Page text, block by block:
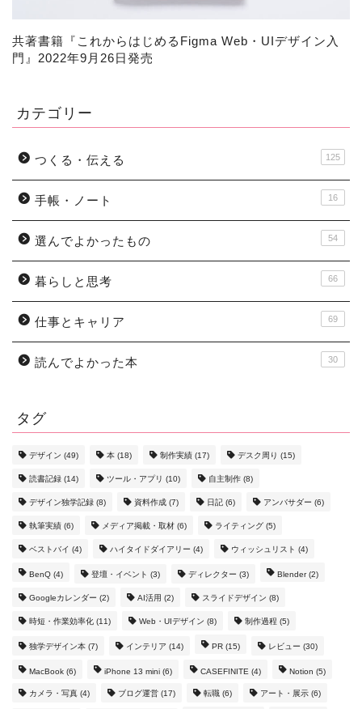
共著書籍『 これからはじめるFigma Web・UIデザイン入
門 』2022年9月26日発売
カテゴリー
つくる・伝える 125
手帳・ノート 16
選んでよかったもの 54
暮らしと思考 66
仕事とキャリア 69
読んでよかった本 30
タグ
デザイン (49) 本 (18) 制作実績 (17) デスク周り (15)
読書記録 (14) ツール・アプリ (10) 自主制作 (8)
デザイン独学記録 (8) 資料作成 (7) 日記 (6) アンバサダー (6)
執筆実績 (6) メディア掲載・取材 (6) ライティング (5)
ベストバイ (4) ハイタイドダイアリー (4) ウィッシュリスト (4)
BenQ (4) 登壇・イベント (3) ディレクター (3) Blender(2)
Googleカレンダー (2) AI活用 (2) スライドデザイン (8)
時短・作業効率化 (11) Web・UIデザイン (8) 制作過程 (5)
独学デザイン本 (7) インテリア (14) PR (15) レビュー (30)
MacBook (6) iPhone 13 mini (6) CASEFINITE (4) Notion (5)
カメラ・写真 (4) ブログ運営 (17) 転職 (6) アート・展示 (6)